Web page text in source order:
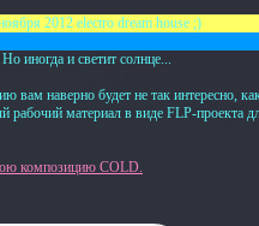
2012 electro dream house ;)
иногда и светит солнце...
вам наверно будет не так интересно,
рабочий материал в виде FLP-проекта
композицию COLD.